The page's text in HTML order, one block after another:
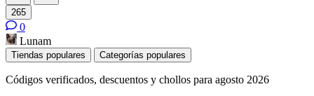
265
0
Lunam
Tiendas populares Categorías populares
Códigos verificados, descuentos y chollos para agosto 2026